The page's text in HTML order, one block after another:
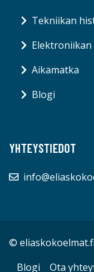
Tekniikan
Aikamatka
Blogi
YHTEYSTIEDOT
©
Blogi
Ota